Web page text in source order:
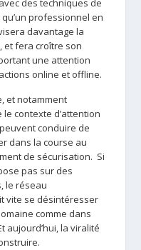
des techniques de
qu’un professionnel en
davantage la
et fera croître son
une attention
online et offline.
et notamment
contexte d’attention
conduire de
dans la course au
de sécurisation. Si
pas sur des
le réseau
vite se désintéresser
comme dans
aujourd’hui, la viralité